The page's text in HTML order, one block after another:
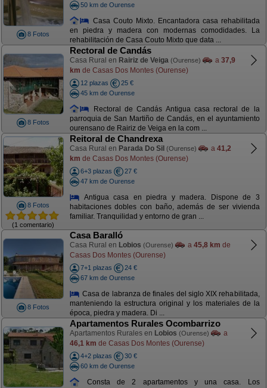
8 Fotos
50 km de Ourense
Casa Couto Mixto. Encantadora casa rehabilitada
en piedra y madera con modernas comodidades. La
rehabilitación de Casa Couto Mixto que data ...
8 Fotos
Rectoral de Candás
Casa Rural en Rairiz de Veiga (Ourense) a 37,9
km de Casas Dos Montes (Ourense)
12 plazas
25 €
45 km de Ourense
Rectoral de Candás Antigua casa rectoral de la
parroquia de San Martiño de Candás, en el ayuntamiento
ourensano de Rairiz de Veiga en la com ...
8 Fotos
(1 comentario)
Reitoral de Chandrexa
Casa Rural en Parada Do Sil (Ourense) a 41,2
km de Casas Dos Montes (Ourense)
6+3 plazas
27 €
47 km de Ourense
Antigua casa en piedra y madera. Dispone de 3
habitaciones dobles con baño, además de ser vivienda
familiar. Tranquilidad y entorno de gran ...
8 Fotos
Casa Baralló
Casa Rural en Lobios (Ourense) a 45,8 km de
Casas Dos Montes (Ourense)
7+1 plazas
24 €
67 km de Ourense
Casa de labranza de finales del siglo XIX rehabilitada,
manteniendo la estructura original y los materiales de la
época, piedra y madera. Di ...
Apartamentos Rurales Ocombarrizo
Apartamentos Rurales en Lobios (Ourense)
a
46,1 km de Casas Dos Montes (Ourense)
4+2 plazas
30 €
60 km de Ourense
Consta de 2 apartamentos y una casa. Los